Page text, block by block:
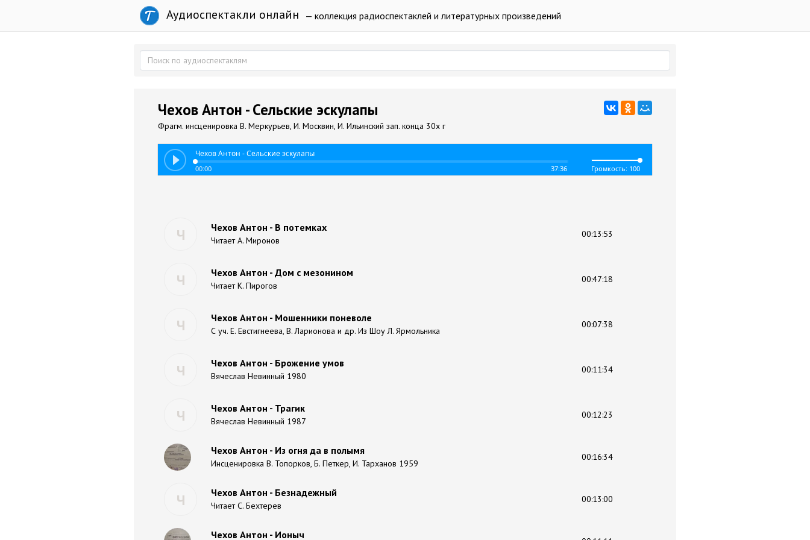
Аудиоспектакли онлайн — коллекция радиоспектаклей и литературных произведений
Чехов Антон - Сельские эскулапы
Фрагм. инсценировка В. Меркурьев, И. Москвин, И. Ильинский зап. конца 30х г
Чехов Антон - Сельские эскулапы
00:00 37:36 Громкость: 100
Ч Чехов Антон - В потемках
Читает А. Миронов
00:13:53
Ч Чехов Антон - Дом с мезонином
Читает К. Пирогов
00:47:18
Ч Чехов Антон - Мошенники поневоле
С уч. Е. Евстигнеева, В. Ларионова и др. Из Шоу Л. Ярмольника
00:07:38
Ч Чехов Антон - Брожение умов
Вячеслав Невинный 1980
00:11:34
Ч Чехов Антон - Трагик
Вячеслав Невинный 1987
00:12:23
Чехов Антон - Из огня да в полымя
Инсценировка В. Топорков, Б. Петкер, И. Тарханов 1959
00:16:34
Ч Чехов Антон - Безнадежный
Читает C. Бехтерев
00:13:00
Чехов Антон - Ионыч